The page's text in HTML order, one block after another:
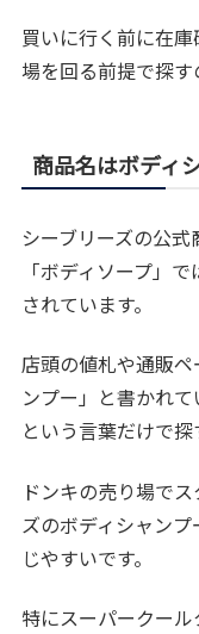
買いに行く前に在
場を回る前提で探す
商品名はボディ
シーブリーズの公
「ボディソープ」
されています。
店頭の値札や通販
ンプー」と書かれ
という言葉だけで探
ドンキの売り場で
ズのボディシャン
じやすいです。
特にスーパークー